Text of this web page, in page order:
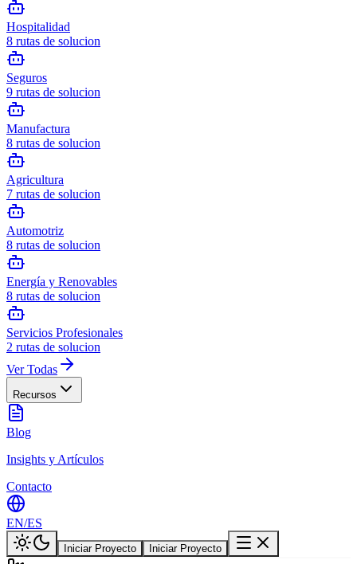
Hospitalidad
8 rutas de solucion
Seguros
9 rutas de solucion
Manufactura
8 rutas de solucion
Agricultura
7 rutas de solucion
Automotriz
8 rutas de solucion
Energía y Renovables
8 rutas de solucion
Servicios Profesionales
2 rutas de solucion
Ver Todas
Recursos
Blog
Insights y Artículos
Contacto
EN/ES
Iniciar Proyecto Iniciar Proyecto